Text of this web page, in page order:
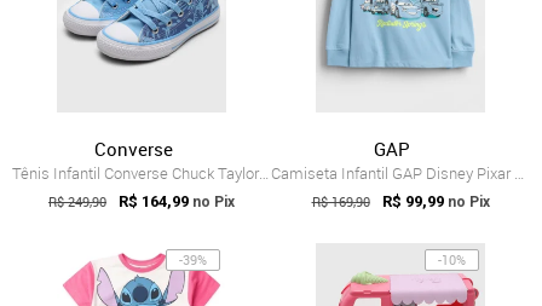
Converse
Tênis Infantil Converse Chuck Taylor Al...
R$ 249,90 R$ 164,99 no Pix
GAP
Camiseta Infantil GAP Disney Pixar Carro...
R$ 169,90 R$ 99,99 no Pix
-39% -10%